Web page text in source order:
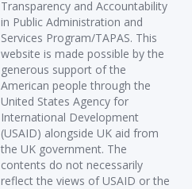
Transparency and Accountability
in Public Administration and
Services Program/TAPAS. This
website is made possible by the
generous support of the
American people through the
United States Agency for
International Development
(USAID) alongside UK aid from
the UK government. The
contents do not necessarily
reflect the views of USAID or the